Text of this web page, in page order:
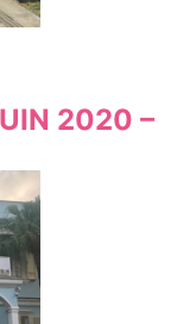
2020 –